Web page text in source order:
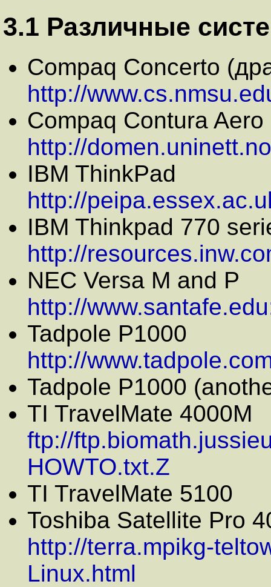
3.1 Различные
Compaq Concerto
http://
Compaq Contura Aero
http://
IBM ThinkPad
http://
IBM Thinkpad 770
http://
NEC Versa M and P
http://
Tadpole P1000
http://
Tadpole P1000
TI TravelMate 4000M
ftp://
HOWTO.txt.Z
TI TravelMate 5100
Toshiba Satellite Pro
http://terra.mpikg-
Linux.html